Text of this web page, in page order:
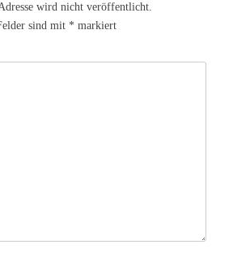
wird nicht veröffentlicht.
sind mit * markiert